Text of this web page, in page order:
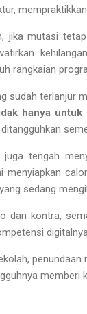
jika mutasi
rangkaian
sudah terlanjur
hanya untuk
tengah
menyiapkan
sedang
dan kontra,
memberi